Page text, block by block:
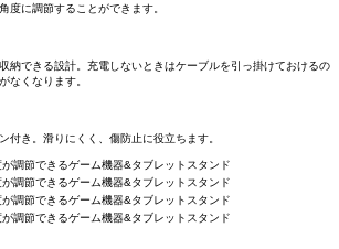
度に調節することができます。
納できる設計。充電しないときはケーブルを引っ掛けておけるの
なくなります。
付き。滑りにくく、傷防止に役立ちます。